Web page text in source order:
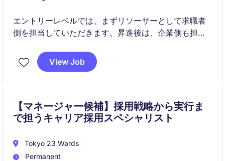
エントリーレベルでは、まずリソーサーとして求職者
側を担当していただきます。昇進後は、企業側も担当
きます。
View Job
【マネージャー候補】採用戦略から実行ま
で担うキャリア採用スペシャリスト
Tokyo 23 Wards
Permanent